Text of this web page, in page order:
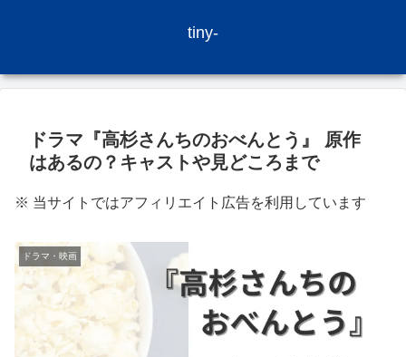
tiny-
ドラマ『高杉さんちのおべんとう』 原作
はあるの？キャストや見どころまで
※ 当サイトではアフィリエイト広告を利用しています
ドラマ・映画